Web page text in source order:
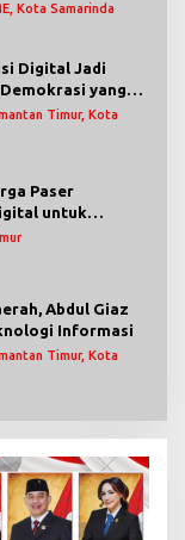
Kota Samarinda
Digital Jadi
yang
Timur, Kota
Paser
untuk
Abdul Giaz
Informasi
Timur, Kota